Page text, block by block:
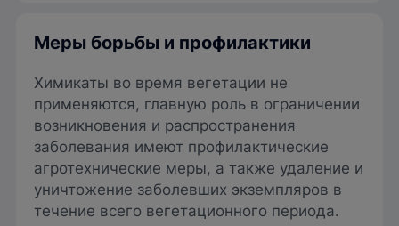
Меры борьбы и профилактики
Химикаты во время вегетации не
применяются, главную роль в ограничении
возникновения и распространения
заболевания имеют профилактические
агротехнические меры, а также удаление и
уничтожение заболевших экземпляров в
течение всего вегетационного периода.